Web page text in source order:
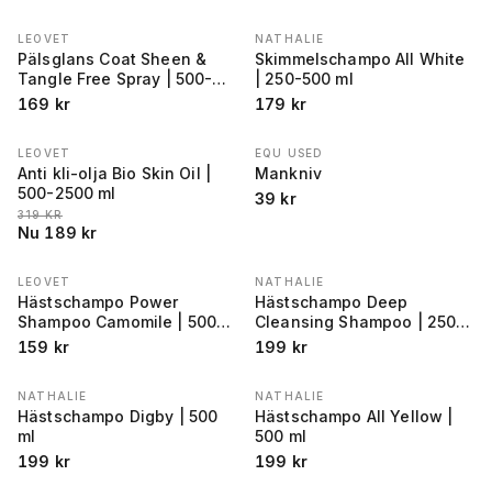
LEOVET
Pälsglans Coat Sheen &
Tangle Free Spray | 500-
2500 ml
169 kr
NATHALIE
Skimmelschampo All White
| 250-500 ml
179 kr
REA −
LEOVET
Anti kli-olja Bio Skin Oil |
500-2500 ml
LÄGSTA PRIS 30 DAGAR FÖRE REA
319KR
Nu 189 kr
EQU USED
Mankniv
39 kr
LEOVET
Hästschampo Power
Shampoo Camomile | 500
ml
159 kr
NATHALIE
Hästschampo Deep
Cleansing Shampoo | 250-
500 ml
199 kr
NATHALIE
Hästschampo Digby | 500
ml
199 kr
NATHALIE
Hästschampo All Yellow |
500 ml
199 kr